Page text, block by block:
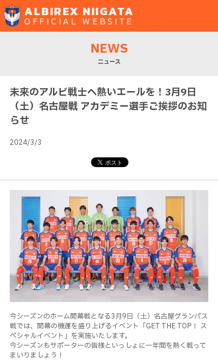
ALBIREX NIIGATA
OFFICIAL WEBSITE
NEWS
ニュース
未来のアルビ戦士へ熱いエールを！3月9日
（土）名古屋戦 アカデミー選手ご挨拶のお知
らせ
2024/3/3
今シーズンのホーム開幕戦となる3月9日（土）名古屋グランパス
戦では、開幕の機運を盛り上げるイベント「GET THE TOP！ ス
ペシャルイベント」を実施いたします。
今シーズンもサポーターの皆様といっしょに一年間を熱く戦って
まいりましょう！